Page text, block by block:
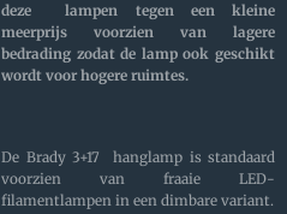
deze lampen tegen een kleine
meerprijs voorzien van lagere
bedrading zodat de lamp ook geschikt
wordt voor hogere ruimtes.
De Brady 3+17 hanglamp is standaard
voorzien van fraaie LED-
filamentlampen in een dimbare variant.